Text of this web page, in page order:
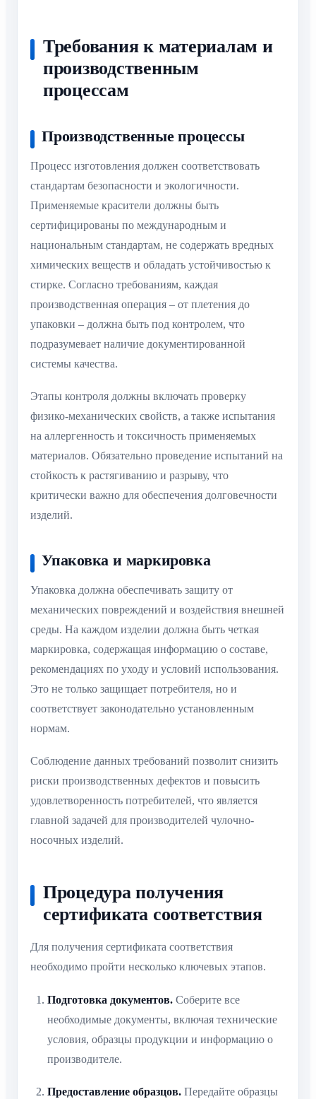
Требования к материалам и
производственным
процессам
Производственные процессы
Процесс изготовления должен соответствовать
стандартам безопасности и экологичности.
Применяемые красители должны быть
сертифицированы по международным и
национальным стандартам, не содержать вредных
химических веществ и обладать устойчивостью к
стирке. Согласно требованиям, каждая
производственная операция – от плетения до
упаковки – должна быть под контролем, что
подразумевает наличие документированной
системы качества.
Этапы контроля должны включать проверку
физико-механических свойств, а также испытания
на аллергенность и токсичность применяемых
материалов. Обязательно проведение испытаний на
стойкость к растягиванию и разрыву, что
критически важно для обеспечения долговечности
изделий.
Упаковка и маркировка
Упаковка должна обеспечивать защиту от
механических повреждений и воздействия внешней
среды. На каждом изделии должна быть четкая
маркировка, содержащая информацию о составе,
рекомендациях по уходу и условий использования.
Это не только защищает потребителя, но и
соответствует законодательно установленным
нормам.
Соблюдение данных требований позволит снизить
риски производственных дефектов и повысить
удовлетворенность потребителей, что является
главной задачей для производителей чулочно-
носочных изделий.
Процедура получения
сертификата соответствия
Для получения сертификата соответствия
необходимо пройти несколько ключевых этапов.
Подготовка документов. Соберите все
необходимые документы, включая технические
условия, образцы продукции и информацию о
производителе.
Предоставление образцов. Передайте образцы